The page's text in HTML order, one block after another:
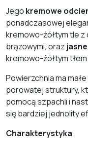
Jego kremowe
ponadczasowej
kremowo-żółtym tle z
brązowymi, oraz jasne
kremowo-żółtym
Powierzchnia ma
porowatej struktury,
pomocą szpachli i
się bardziej jednolity
Charakterystyka